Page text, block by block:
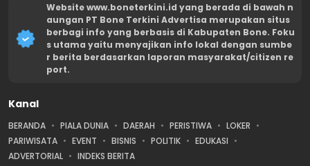
Website www.boneterkini.id yang berada di bawah n
aungan PT Bone Terkini Advertisa merupakan situs
berbagi info yang berbasis di Kabupaten Bone. Foku
s utama yaitu menyajikan info lokal dengan sumbe
r berita berdasarkan laporan masyarakat/citizen re
port.
Kanal
BERANDA PIALA DUNIA DAERAH PERISTIWA
LOKER
PARIWISATA
EVENT BISNIS POLITIK
EDUKASI
ADVERTORIAL
INDEKS BERITA